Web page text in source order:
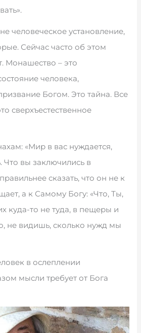
человеческое установление,
Сейчас часто об этом
Монашество – это
человека,
Богом. Это тайна. Все
сверхъестественное
«Мир в вас нуждается,
Что вы заключились в
сказать, что он не к
а к Самому Богу: «Что, Ты,
куда-то не туда, в пещеры и
не видишь, сколько нужд мы
в ослеплении
мысли требует от Бога